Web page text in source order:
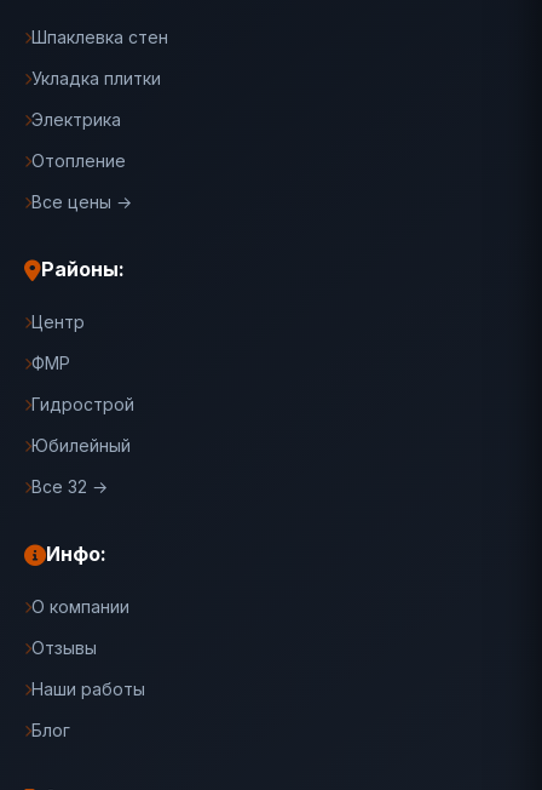
Шпаклевка стен
Укладка плитки
Электрика
Отопление
Все цены →
Районы:
Центр
ФМР
Гидрострой
Юбилейный
Все 32 →
Инфо:
О компании
Отзывы
Наши работы
Блог